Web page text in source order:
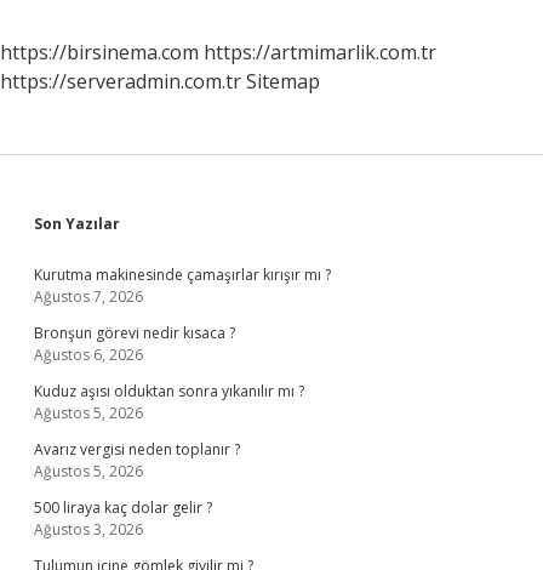
https://birsinema.com https://artmimarlik.com.tr
https://serveradmin.com.trSitemap
Sidebar
Son Yazılar
Kurutma makinesinde çamaşırlar kırışır mı ?
Ağustos 7, 2026
Bronşun görevi nedir kısaca ?
Ağustos 6, 2026
Kuduz aşısı olduktan sonra yıkanılır mı ?
Ağustos 5, 2026
Avarız vergisi neden toplanır ?
Ağustos 5, 2026
500 liraya kaç dolar gelir ?
Ağustos 3, 2026
Tulumun içine gömlek giyilir mi ?